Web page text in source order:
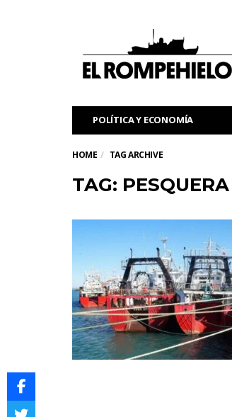
POLÍTICA Y ECONOMÍA
HOME TAG ARCHIVE
TAG: PESQUERA